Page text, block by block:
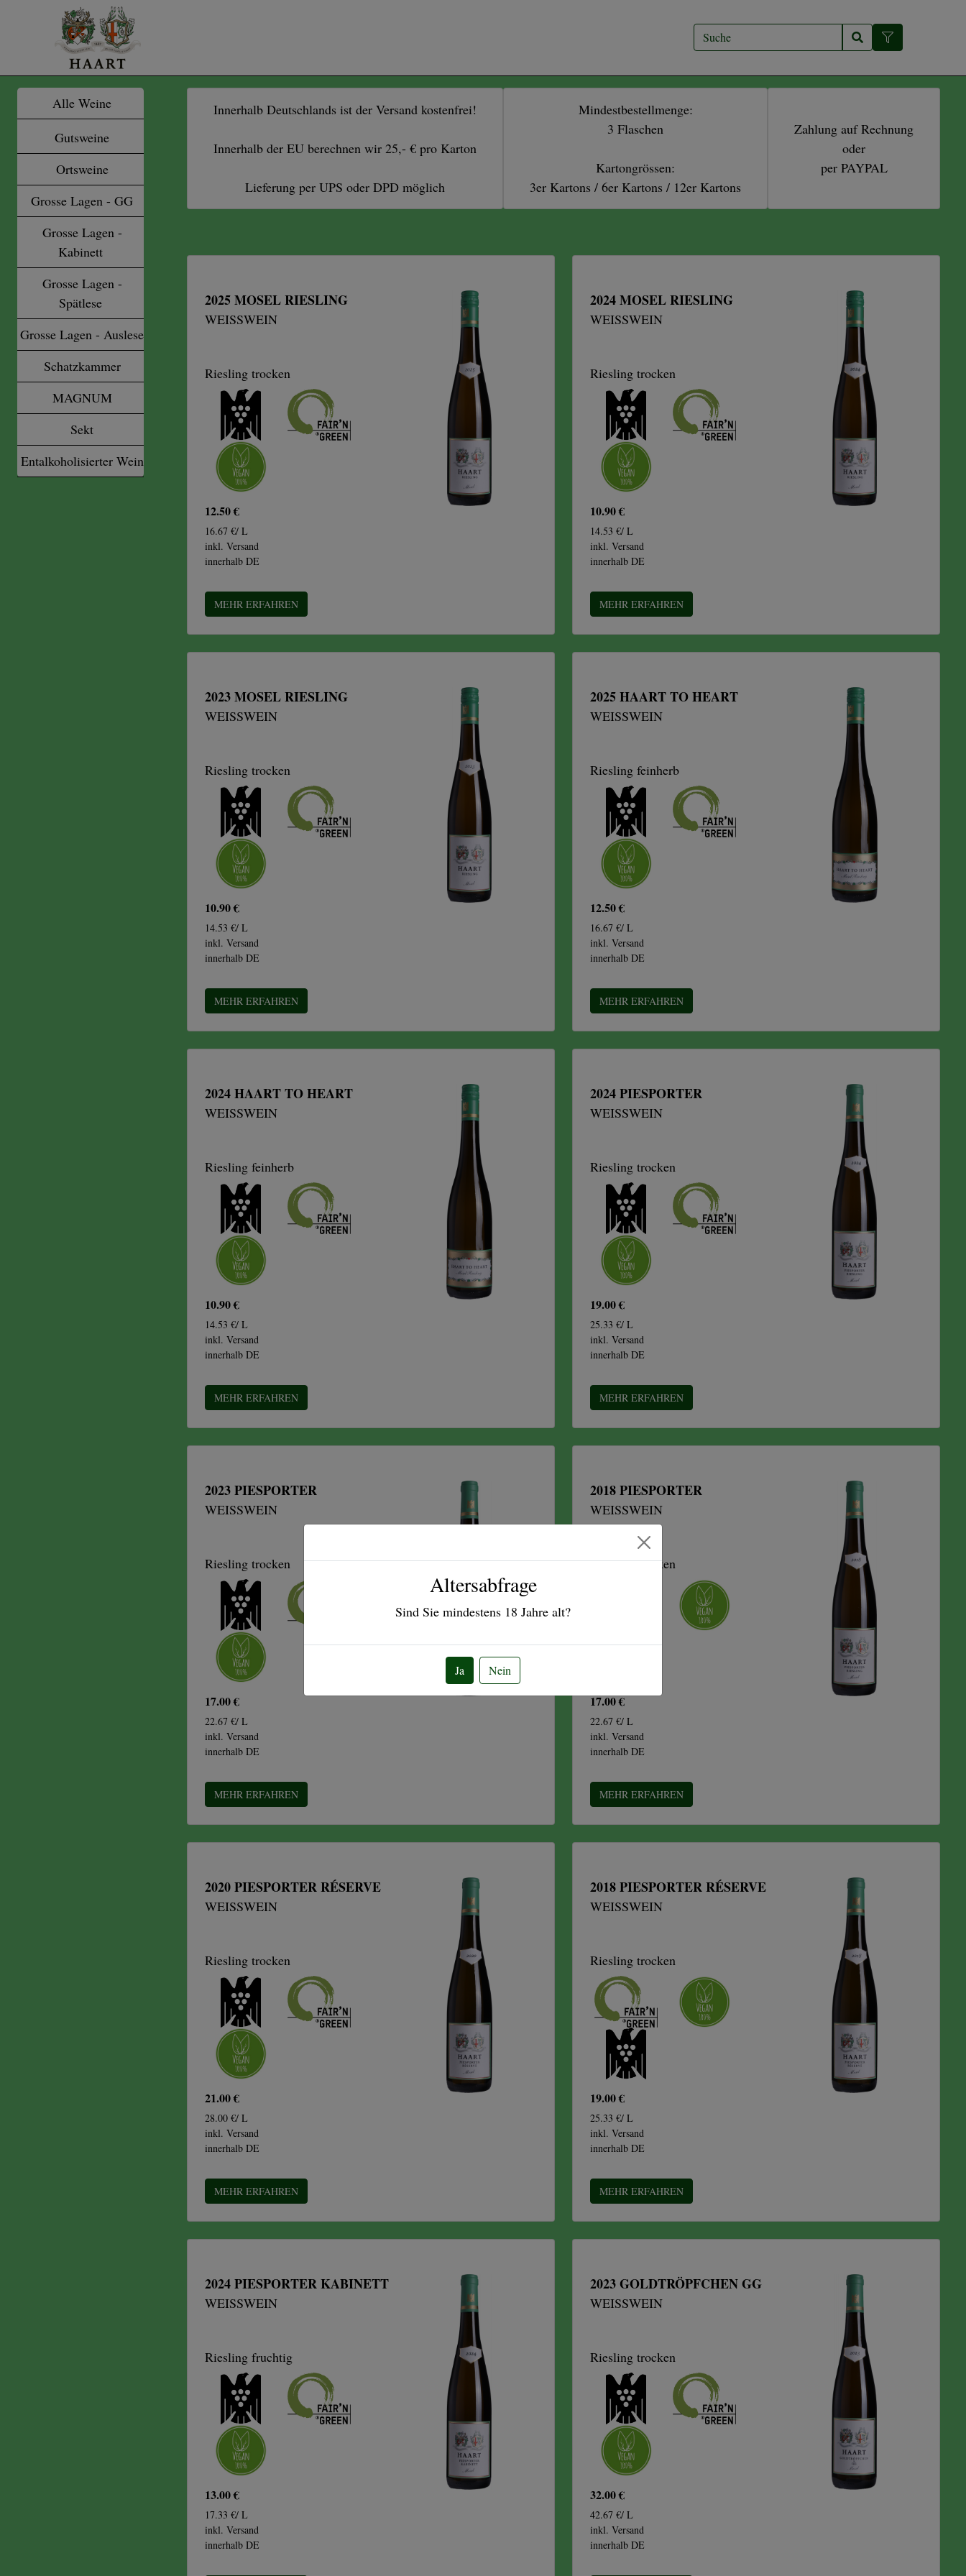
Alle Weine
Gutsweine
Ortsweine
Grosse Lagen - GG
Grosse Lagen -
Kabinett
Grosse Lagen -
Spätlese
Grosse Lagen - Auslese
Schatzkammer
MAGNUM
Sekt
Entalkoholisierter Wein
Altersabfrage
Sind Sie mindestens 18 Jahre alt?
Ja Nein
Innerhalb Deutschlands ist der Versand kostenfrei!
Innerhalb der EU berechnen wir 25,- € pro Karton
Lieferung per UPS oder DPD möglich
Mindestbestellmenge:
3 Flaschen
Kartongrössen:
3er Kartons / 6er Kartons / 12er Kartons
Zahlung auf Rechnung
oder
per PAYPAL
2025 MOSEL RIESLING
WEISSWEIN
Riesling trocken
12.50 €
16.67 €/ L
inkl. Versand
innerhalb DE
MEHR ERFAHREN
2024 MOSEL RIESLING
WEISSWEIN
Riesling trocken
10.90 €
14.53 €/ L
inkl. Versand
innerhalb DE
MEHR ERFAHREN
2023 MOSEL RIESLING
WEISSWEIN
Riesling trocken
10.90 €
14.53 €/ L
inkl. Versand
innerhalb DE
MEHR ERFAHREN
2025 HAART TO HEART
WEISSWEIN
Riesling feinherb
12.50 €
16.67 €/ L
inkl. Versand
innerhalb DE
MEHR ERFAHREN
2024 HAART TO HEART
WEISSWEIN
Riesling feinherb
10.90 €
14.53 €/ L
inkl. Versand
innerhalb DE
MEHR ERFAHREN
2024 PIESPORTER
WEISSWEIN
Riesling trocken
19.00 €
25.33 €/ L
inkl. Versand
innerhalb DE
MEHR ERFAHREN
2023 PIESPORTER
WEISSWEIN
Riesling trocken
17.00 €
22.67 €/ L
inkl. Versand
innerhalb DE
MEHR ERFAHREN
2018 PIESPORTER
WEISSWEIN
Riesling trocken
17.00 €
22.67 €/ L
inkl. Versand
innerhalb DE
MEHR ERFAHREN
2020 PIESPORTER RÉSERVE
WEISSWEIN
Riesling trocken
21.00 €
28.00 €/ L
inkl. Versand
innerhalb DE
MEHR ERFAHREN
2018 PIESPORTER RÉSERVE
WEISSWEIN
Riesling trocken
19.00 €
25.33 €/ L
inkl. Versand
innerhalb DE
MEHR ERFAHREN
2024 PIESPORTER KABINETT
WEISSWEIN
Riesling fruchtig
13.00 €
17.33 €/ L
inkl. Versand
innerhalb DE
2023 GOLDTRÖPFCHEN GG
WEISSWEIN
Riesling trocken
32.00 €
42.67 €/ L
inkl. Versand
innerhalb DE